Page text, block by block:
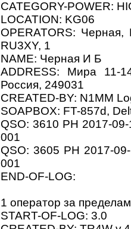
CATEGORY-POWER:
LOCATION: KG06
OPERATORS:
RU3XY, 1
NAME: Черная И Б
ADDRESS: Мира 11-
Россия, 249031
CREATED-BY: N1MM
SOAPBOX: FT-857d,
QSO: 3610 PH 2017-
001
QSO: 3605 PH 2017-
001
END-OF-LOG:
1 оператор за
START-OF-LOG: 3.0